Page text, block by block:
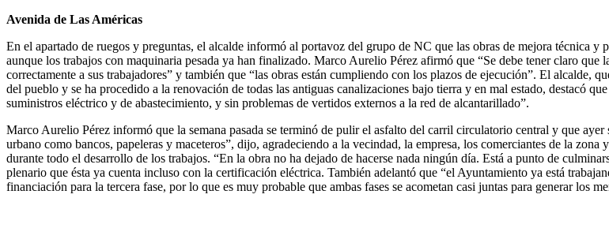
Avenida de Las Américas
En el apartado de ruegos y preguntas, el alcalde informó al portavoz del grupo de NC que las obras de mejora técnica
aunque los trabajos con maquinaria pesada ya han finalizado. Marco Aurelio Pérez afirmó que “Se debe tener claro que
correctamente a sus trabajadores” y también que “las obras están cumpliendo con los plazos de ejecución”. El alcalde,
del pueblo y se ha procedido a la renovación de todas las antiguas canalizaciones bajo tierra y en mal estado, destacó
suministros eléctrico y de abastecimiento, y sin problemas de vertidos externos a la red de alcantarillado”.
Marco Aurelio Pérez informó que la semana pasada se terminó de pulir el asfalto del carril circulatorio central y que
urbano como bancos, papeleras y maceteros”, dijo, agradeciendo a la vecindad, la empresa, los comerciantes de la
durante todo el desarrollo de los trabajos. “En la obra no ha dejado de hacerse nada ningún día. Está a punto de
plenario que ésta ya cuenta incluso con la certificación eléctrica. También adelantó que “el Ayuntamiento ya está
financiación para la tercera fase, por lo que es muy probable que ambas fases se acometan casi juntas para generar los